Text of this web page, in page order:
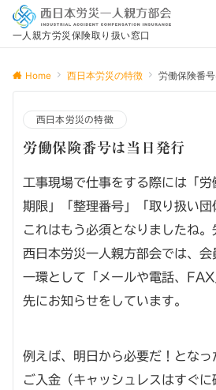
一人親方労災保険取り扱い窓口
Home 西日本労災の特徴 労働保険番
西日本労災の特徴
労働保険番号は当日発行
工事現場で仕事をする際には「
期限」「整理番号」「取り扱い団
これはもう必須となりましたね。
西日本労災一人親方部会では、
一環として「メールや電話、FAX
先にお知らせをしています。
例えば、明日から必要だ！となっ
ご入金（キャッシュレスはすぐ